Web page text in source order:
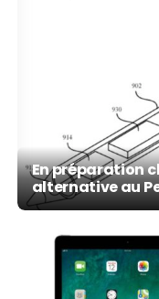
En préparation
alternative au